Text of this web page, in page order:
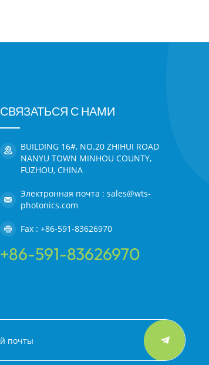
СВЯЗАТЬСЯ С НАМИ
BUILDING 16#, NO.20 ZHIHUI ROAD
NANYU TOWN MINHOU COUNTY,
FUZHOU, CHINA
Электронная почта : sales@wts-
photonics.com
Fax : +86-591-83626970
+86-591-83626970